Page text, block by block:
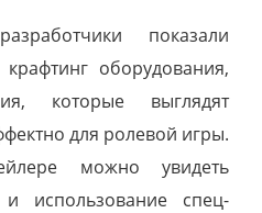
показали
оборудования,
которые выглядят
для ролевой игры.
можно увидеть
использование спец-